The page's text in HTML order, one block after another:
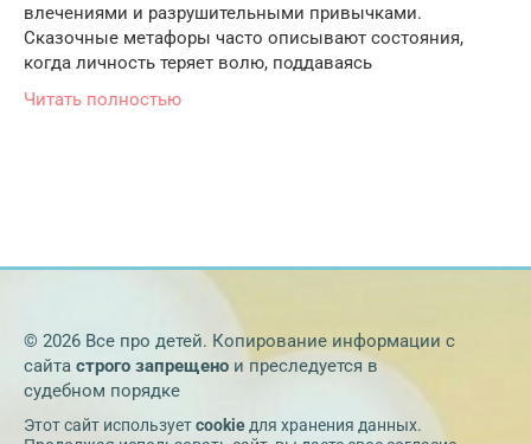
влечениями и разрушительными привычками.
Сказочные метафоры часто описывают состояния,
когда личность теряет волю, поддаваясь
Читать полностью
© 2026 Все про детей. Копирование информации с
сайта строго запрещено и преследуется в
судебном порядке
Этот сайт используетcookie для хранения данных.